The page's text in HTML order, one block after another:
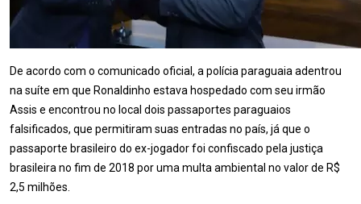
De acordo com o comunicado oficial, a polícia paraguaia adentrou
na suíte em que Ronaldinho estava hospedado com seu irmão
Assis e encontrou no local dois passaportes paraguaios
falsificados, que permitiram suas entradas no país, já que o
passaporte brasileiro do ex-jogador foi confiscado pela justiça
brasileira no fim de 2018 por uma multa ambiental no valor de R$
2,5 milhões.